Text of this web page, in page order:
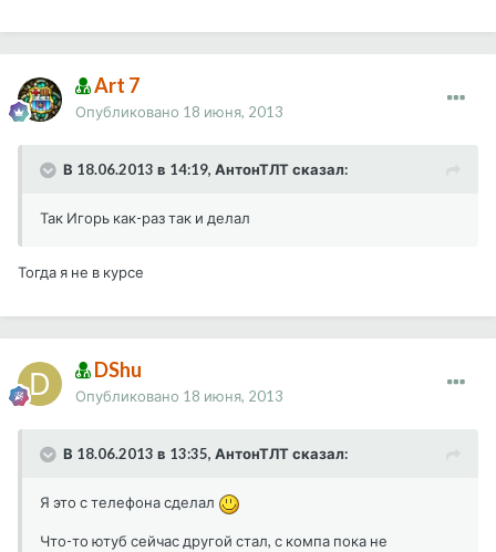
Art 7
Опубликовано 18 июня, 2013
В 18.06.2013 в 14:19, АнтонТЛТ сказал:
Так Игорь как-раз так и делал
Тогда я не в курсе
DShu
Опубликовано 18 июня, 2013
В 18.06.2013 в 13:35, АнтонТЛТ сказал:
Я это с телефона сделал
Что-то ютуб сейчас другой стал, с компа пока не